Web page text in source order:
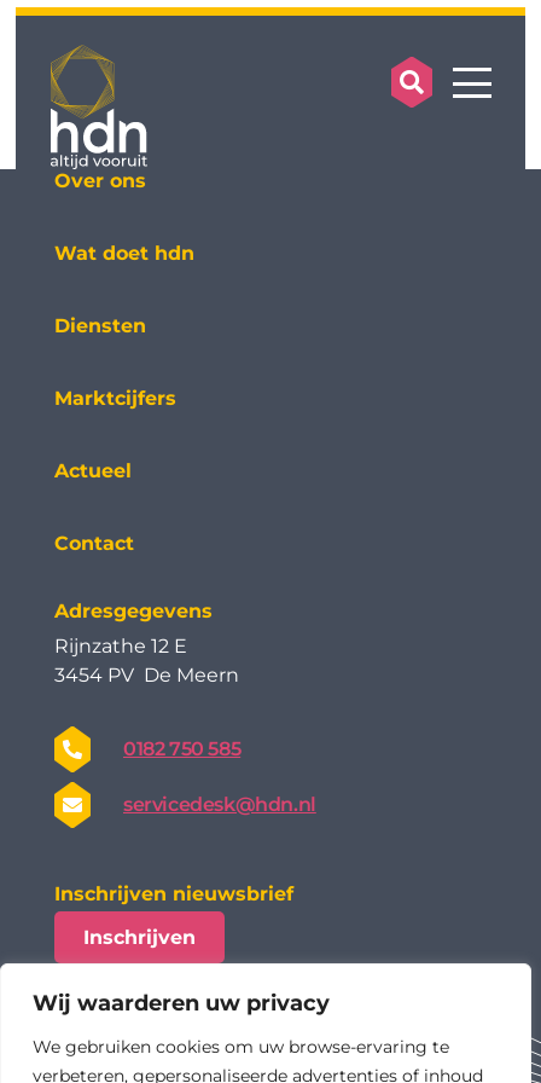
Wij waarderen uw privacy
We gebruiken cookies om uw browse-ervaring te
verbeteren, gepersonaliseerde advertenties of inhoud
search
Over ons
Wat doet hdn
Diensten
Marktcijfers
Actueel
Contact
Adresgegevens
Rijnzathe 12 E
3454 PV De Meern
0182 750 585
servicedesk@hdn.nl
Inschrijven nieuwsbrief
Inschrijven